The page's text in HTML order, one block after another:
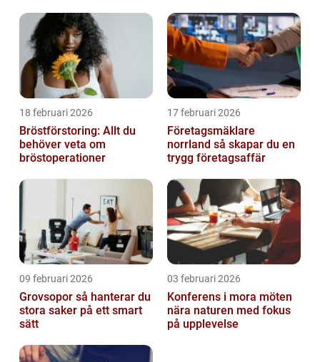
18 februari 2026
Bröstförstoring: Allt du
behöver veta om
bröstoperationer
17 februari 2026
Företagsmäklare
norrland så skapar du en
trygg företagsaffär
09 februari 2026
Grovsopor så hanterar du
stora saker på ett smart
sätt
03 februari 2026
Konferens i mora möten
nära naturen med fokus
på upplevelse